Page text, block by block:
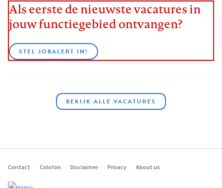
Als eerste de nieuwste vacatures in
jouw functiegebied ontvangen?
STEL JOBALERT IN!
BEKIJK ALLE VACATURES
Footer
Contact Colofon Disclaimer Privacy About us